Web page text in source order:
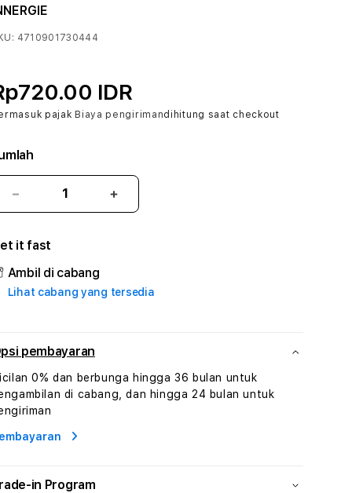
4710901730444
IDR
pajak Biaya pengirimandihitung saat checkout
Kurangi
jumlah
ANUGRATOTO
:
True
Iconic
Digital
Human
AI
dan
Karakter
Digital
Tambah
jumlah
True
Iconic
Human
AI
it fast
Ambil di cabang
Lihat cabang yang tersedia
pembayaran
0% dan berbunga hingga 36 bulan untuk
di cabang, dan hingga 24 bulan untuk
in Program